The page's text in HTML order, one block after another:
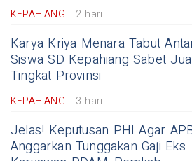
KEPAHIANG 2 hari
Karya Kriya Menara Tabut
Siswa SD Kepahiang Sabet
Tingkat Provinsi
KEPAHIANG 3 hari
Jelas! Keputusan PHI Agar
Anggarkan Tunggakan Gaji Eks